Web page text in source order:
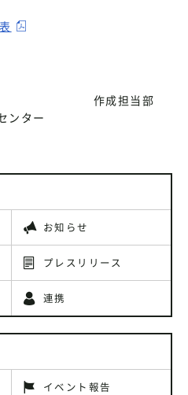
当部
ンター
お知らせ
プレスリリース
連携
イベント報告